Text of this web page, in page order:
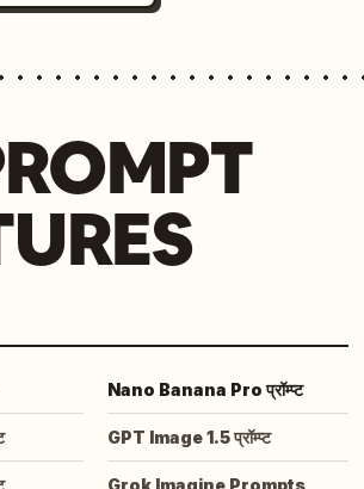
Nano Banana Pro प्रॉम्प्ट
GPT Image 1.5 प्रॉम्प्ट
Grok Imagine Prompts